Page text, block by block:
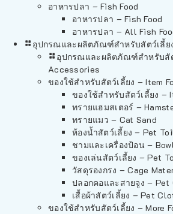
อาหารปลา – Fish Food
อาหารปลา – Fish Food
อาหารปลา – All Fish
อุปกรณและผลิตภัณฑ์สำหรับสัตว์เลี้ย
อุปกรณและผลิตภัณฑ์สำหรับสั
Accessories
ของใช้สำหรับสัตว์เลี้ยง – Item
ของใช้สำหรับสัตว์เลี้ยง –
ทรายแฮมสเตอร์ –
ทรายแมว – Cat Sand
ห้องน้ำสัตว์เลี้ยง – Pet
ชามและเครื่องป้อน –
ของเล่นสัตว์เลี้ยง – Pet
วัสดุรองกรง – Cage
ปลอกคอและสายจูง – Pet
เสื้อผ้าสัตว์เลี้ยง – Pet
ของใช้สำหรับสัตว์เลี้ยง – More